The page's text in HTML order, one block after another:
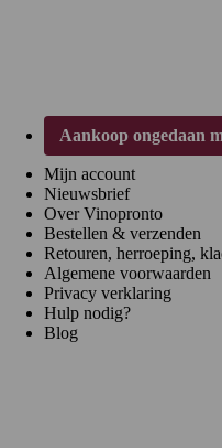
Aankoop ongedaan
Mijn account
Nieuwsbrief
Over Vinopronto
Bestellen & verzenden
Retouren, herroeping,
Algemene voorwaarden
Privacy verklaring
Hulp nodig?
Blog